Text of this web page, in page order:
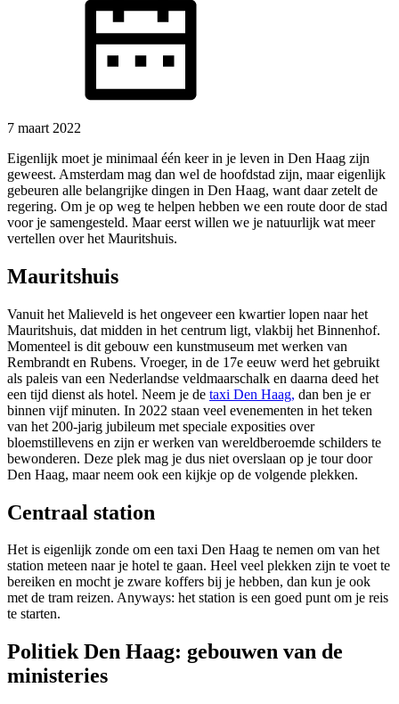
7 maart 2022
Eigenlijk moet je minimaal één keer in je leven in Den Haag zijn
geweest. Amsterdam mag dan wel de hoofdstad zijn, maar eigenlijk
gebeuren alle belangrijke dingen in Den Haag, want daar zetelt de
regering. Om je op weg te helpen hebben we een route door de stad
voor je samengesteld. Maar eerst willen we je natuurlijk wat meer
vertellen over het Mauritshuis.
Mauritshuis
Vanuit het Malieveld is het ongeveer een kwartier lopen naar het
Mauritshuis, dat midden in het centrum ligt, vlakbij het Binnenhof.
Momenteel is dit gebouw een kunstmuseum met werken van
Rembrandt en Rubens. Vroeger, in de 17e eeuw werd het gebruikt
als paleis van een Nederlandse veldmaarschalk en daarna deed het
een tijd dienst als hotel. Neem je de taxi Den Haag, dan ben je er
binnen vijf minuten. In 2022 staan veel evenementen in het teken
van het 200-jarig jubileum met speciale exposities over
bloemstillevens en zijn er werken van wereldberoemde schilders te
bewonderen. Deze plek mag je dus niet overslaan op je tour door
Den Haag, maar neem ook een kijkje op de volgende plekken.
Centraal station
Het is eigenlijk zonde om een taxi Den Haag te nemen om van het
station meteen naar je hotel te gaan. Heel veel plekken zijn te voet te
bereiken en mocht je zware koffers bij je hebben, dan kun je ook
met de tram reizen. Anyways: het station is een goed punt om je reis
te starten.
Politiek Den Haag: gebouwen van de
ministeries